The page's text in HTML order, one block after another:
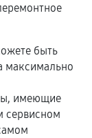
быть
максимально
имеющие
сервисном